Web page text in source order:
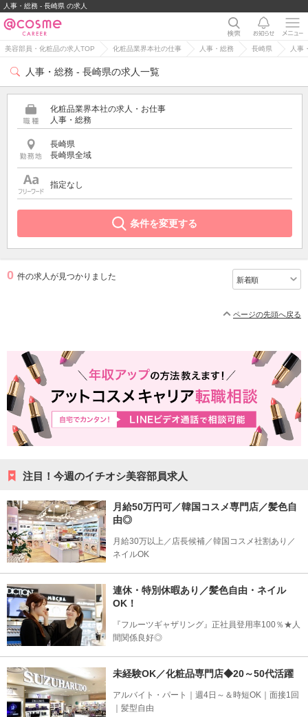
人事・総務 - 長崎県 の求人
美容部員・化粧品の求人TOP 化粧品業界本社の仕事 人事・総務 長崎県 人事
人事・総務 - 長崎県の求人一覧
化粧品業界本社の求人・お仕事
人事・総務
長崎県
長崎県全域
指定なし
条件を変更する
0 件の求人が見つかりました
ページの先頭へ戻る
注目！今週のイチオシ美容部員求人
月給50万円可／韓国コスメ専門店／髪色自
由◎
月給30万以上／店長候補／韓国コスメ社割あり／
ネイルOK
連休・特別休暇あり／髪色自由・ネイル
OK！
『フルーツギャザリング』正社員登用率100％★人
間関係良好◎
未経験OK／化粧品専門店◆20～50代活躍
アルバイト・パート｜週4日～＆時短OK｜面接1回
｜髪型自由